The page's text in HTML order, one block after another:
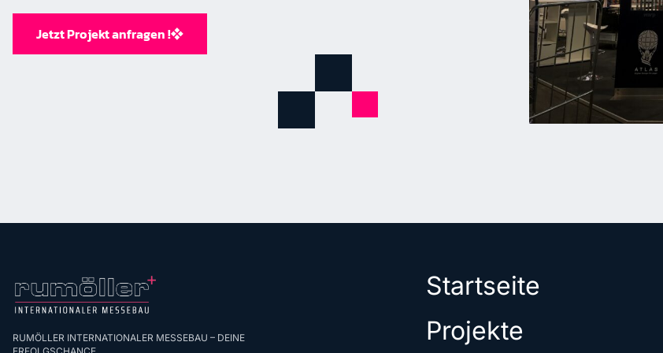
Jetzt Projekt anfragen !
RUMÖLLER INTERNATIONALER MESSEBAU – DEINE
Startseite
Projekte